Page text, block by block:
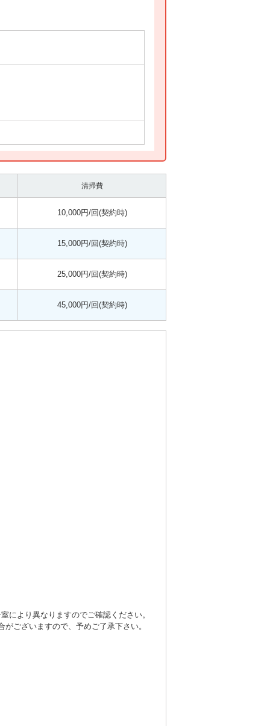
清掃費
10,000円/回(契約時)
15,000円/回(契約時)
25,000円/回(契約時)
45,000円/回(契約時)
により異なりますのでご確認ください。
ございますので、予めご了承下さい。